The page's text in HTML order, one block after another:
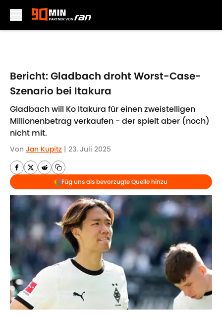
Bericht: Gladbach droht Worst-Case-
Szenario bei Itakura
Gladbach will Ko Itakura für einen zweistelligen
Millionenbetrag verkaufen - der spielt aber (noch)
nicht mit.
Von Jan Kupitz | 23. Juli 2025
Füg uns als bevorzugte Quelle hinzu